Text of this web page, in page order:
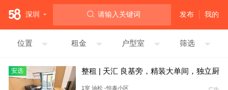
深圳 请输入关键词 发布 我的
位置 租金 户型室 筛选
安选
整租 | 天汇 良基旁，精装大单间，独立厨
1室 油松 -恒泰小区